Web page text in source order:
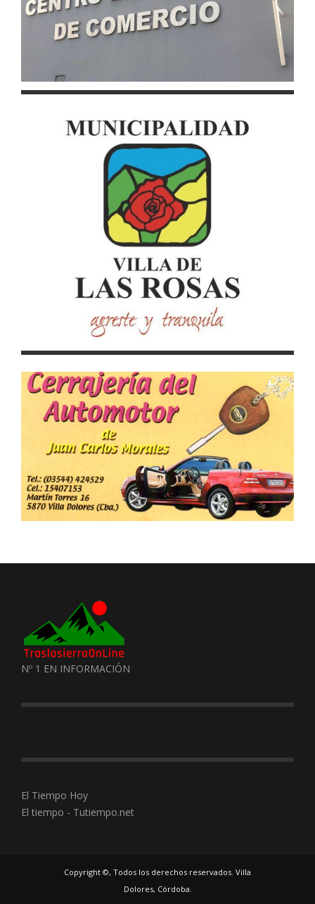
Nº 1 EN INFORMACIÓN
El Tiempo Hoy
El tiempo - Tutiempo.net
Copyright ©, Todos los derechos reservados. Villa
Dolores, Córdoba.